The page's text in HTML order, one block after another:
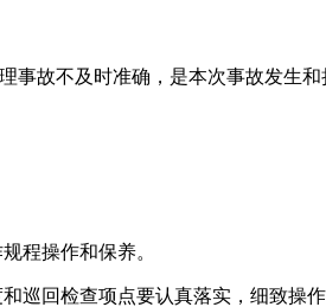
事故不及时准确，是本次事故发生
程操作和保养。
巡回检查项点要认真落实，细致操